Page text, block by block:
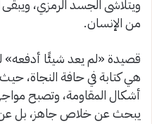
ويتلاشى الجسد الرمزي،
من الإنسان.
قصيدة «لم يعد شيئًا
هي كتابة في حافة النجاة،
أشكال المقاومة، وتصبح
يبحث عن خلاص جاهز، بل